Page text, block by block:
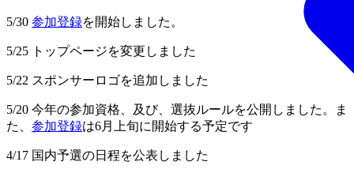
5/30 参加登録を開始しました。
5/25 トップページを変更しました
5/22 スポンサーロゴを追加しました
5/20 今年の参加資格、及び、選抜ルールを公開しました。ま
た、 参加登録は6月上旬に開始する予定です
4/17 国内予選の日程を公表しました